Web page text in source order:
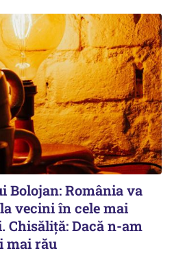
Bolojan: România va
vecini în cele mai
Chisăliță: Dacă n-am
mai rău